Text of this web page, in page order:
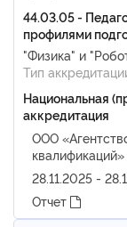
44.03.05 -
профилями
"Физика" и
Тип
Национальная
аккредитация
ООО
квалификаций»
28.11.2025 -
Отчет